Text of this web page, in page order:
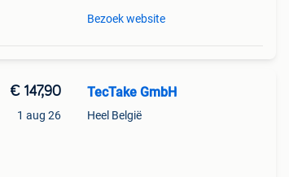
Bezoek website
€ 147,90
1 aug 26
TecTake GmbH
Heel België